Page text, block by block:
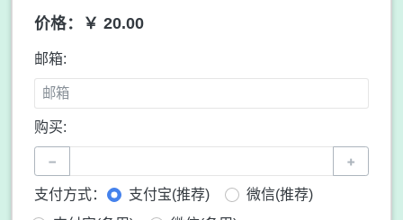
价格：￥ 20.00
邮箱:
购买:
− +
支付方式： 支付宝(推荐)
微信(推荐)